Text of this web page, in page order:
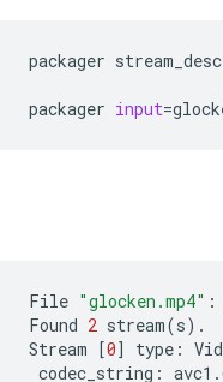
packager
packager input=
File "glocken.mp4"
Found
2 stream (
Stream
0] type:
codec_string: